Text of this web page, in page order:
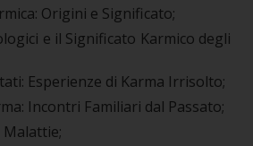
Origini e Significato;
e il Significato Karmico degli
Esperienze di Karma Irrisolto;
Incontri Familiari dal Passato;
Malattie;